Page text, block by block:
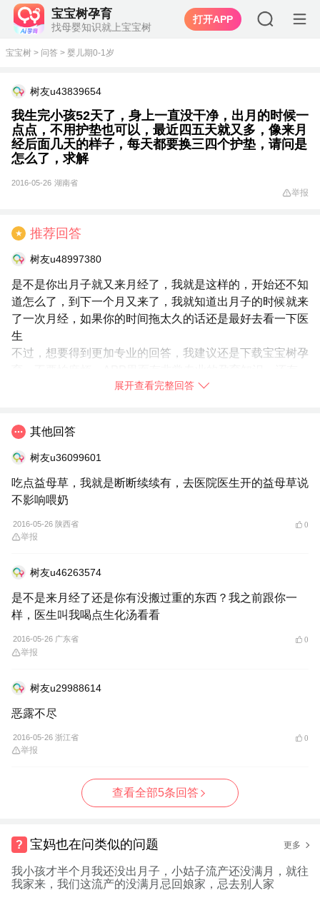
宝宝树孕育
找母婴知识就上宝宝树
打开APP
宝宝树 > 问答 > 婴儿期0-1岁
树友u43839654
我生完小孩52天了，身上一直没干净，出月的时候一
点点，不用护垫也可以，最近四五天就又多，像来月
经后面几天的样子，每天都要换三四个护垫，请问是
怎么了，求解
2016-05-26 湖南省
举报
★ 推荐回答
树友u48997380
是不是你出月子就又来月经了，我就是这样的，开始还不知
道怎么了，到下一个月又来了，我就知道出月子的时候就来
了一次月经，如果你的时间拖太久的话还是最好去看一下医
生
不过，想要得到更加专业的回答，我建议还是下载宝宝树孕
很多专家医生免费语音解答孕育问题，我身边的妈妈们都在
2016-05-26 四川省
树友u43839654：
用护垫也可以，但是最近四五天就多，要用护垫了，所以有点
担心
展开查看完整回答
其他回答
树友u36099601
吃点益母草，我就是断断续续有，去医院医生开的益母草说
不影响喂奶
2016-05-26 陕西省 0
举报
树友u46263574
是不是来月经了还是你有没搬过重的东西？我之前跟你一
样，医生叫我喝点生化汤看看
2016-05-26 广东省 0
举报
树友u29988614
恶露不尽
2016-05-26 浙江省 0
举报
查看全部5条回答
宝妈也在问类似的问题 更多
我小孩才半个月我还没出月子，小姑子流产还没满月，就往
我家来，我们这流产的没满月忌回娘家，忌去别人家